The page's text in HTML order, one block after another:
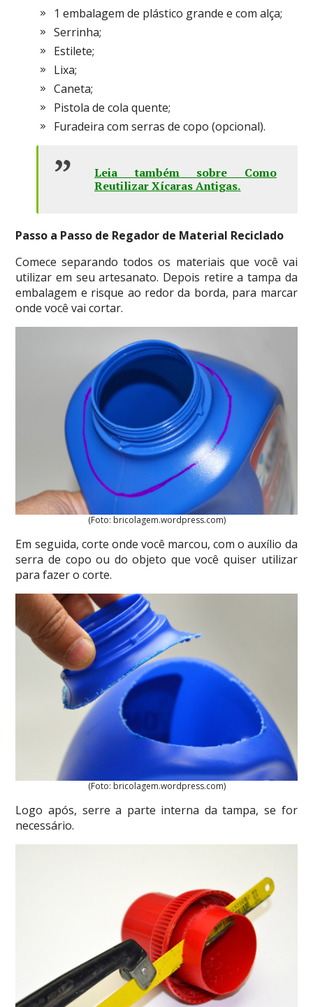
1 embalagem de plástico grande e com alça;
Serrinha;
Estilete;
Lixa;
Caneta;
Pistola de cola quente;
Furadeira com serras de copo (opcional).
Leia também sobre Como
Reutilizar Xícaras Antigas.
Passo a Passo de Regador de Material Reciclado
Comece separando todos os materiais que você vai
utilizar em seu artesanato. Depois retire a tampa da
embalagem e risque ao redor da borda, para marcar
onde você vai cortar.
(Foto: bricolagem.wordpress.com)
Em seguida, corte onde você marcou, com o auxílio da
serra de copo ou do objeto que você quiser utilizar
para fazer o corte.
(Foto: bricolagem.wordpress.com)
Logo após, serre a parte interna da tampa, se for
necessário.